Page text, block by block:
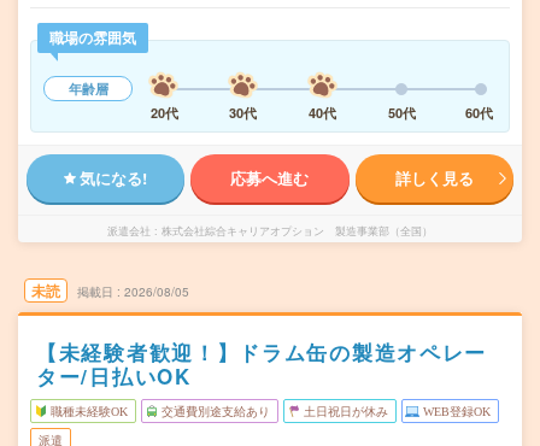
職場の雰囲気
年齢層
20代
30代 40代 50代 60代
気になる! 応募へ進む 詳しく見る
派遣会社 株式会社綜合キャリアオプション 製造事業部（全国）
未読 掲載日 2026/08/05
【未経験者歓迎！】ドラム缶の製造オペレー
ター/日払いOK
職種未経験OK 交通費別途支給あり 土日祝日が休み WEB登録OK
派遣